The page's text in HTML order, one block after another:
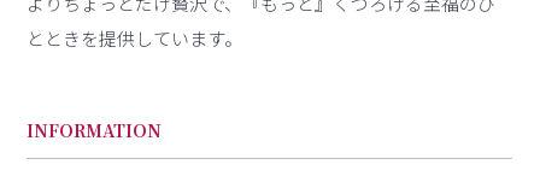
とときを提供しています。
INFORMATION